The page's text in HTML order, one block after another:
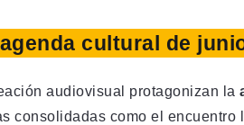
cultural de
audiovisual protagonizan la
consolidadas como el encuentro